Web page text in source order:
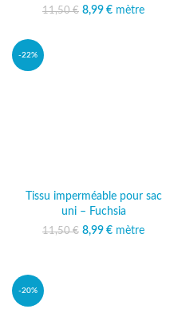
11,50€ Le prix initial était :
8,99 €
Le prix
mètre
-22%
Tissu imperméable pour sac
uni – Fuchsia
11,50€ Le prix initial était :
8,99 €
Le prix
mètre
-20%